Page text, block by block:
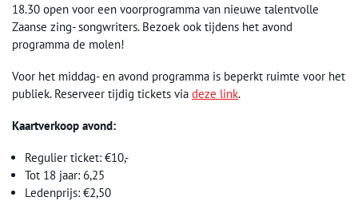
18.30 open voor een voorprogramma van nieuwe talentvolle
Zaanse zing- songwriters. Bezoek ook tijdens het avond
programma de molen!
Voor het middag- en avond programma is beperkt ruimte voor het
publiek. Reserveer tijdig tickets via deze link.
Kaartverkoop avond:
Regulier ticket: €10,-
Tot 18 jaar: 6,25
Ledenprijs: €2,50